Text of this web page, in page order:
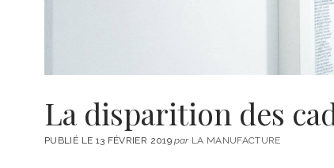
La disparition des
PUBLIÉ LE 13 FÉVRIER 2019parLA MANUFACTURE